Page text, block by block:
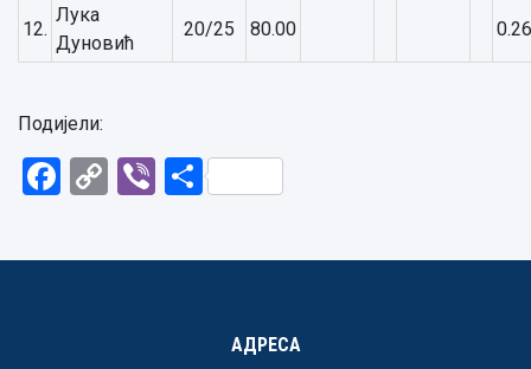
12.
Лука
Дуновић
20/25 80.00
Подијели:
Facebook
CopyViberShare
АДРЕСА